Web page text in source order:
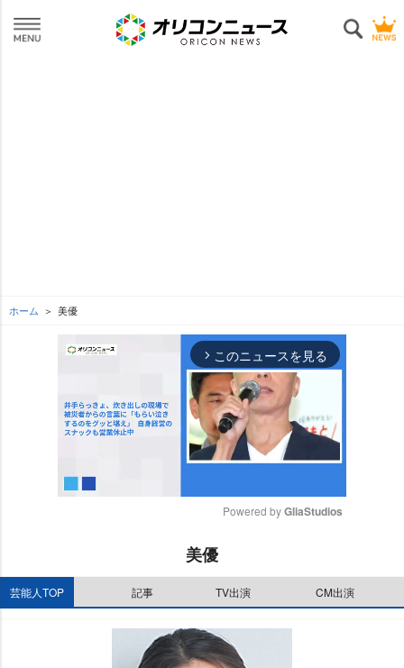
ホーム 美優
arrow_forward_ios このニュースを見る
t
Powered by GliaStudios
美優
芸能人TOP 記事 TV出演 CM出演